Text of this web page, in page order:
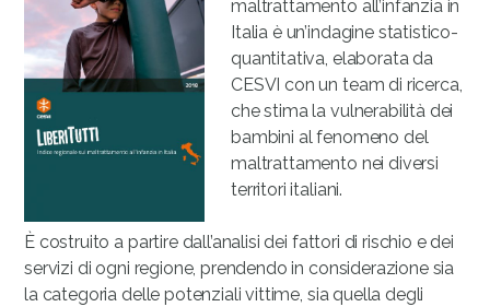
maltrattamento all’infanzia in
Italia è un’indagine statistico-
quantitativa, elaborata da
CESVI con un team di ricerca,
che stima la vulnerabilità dei
bambini al fenomeno del
maltrattamento nei diversi
territori italiani.
È costruito a partire dall’analisi dei fattori di rischio e dei
servizi di ogni regione, prendendo in considerazione sia
la categoria delle potenziali vittime, sia quella degli